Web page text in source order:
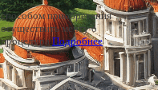
приобретения
мечту о
процедураПодробнее